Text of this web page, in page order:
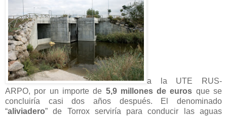
a la UTE RUS-
ARPO, por un importe de 5,9 millones de euros que se
concluiría casi dos años después. El denominado
“aliviadero” de Torrox serviría para conducir las aguas